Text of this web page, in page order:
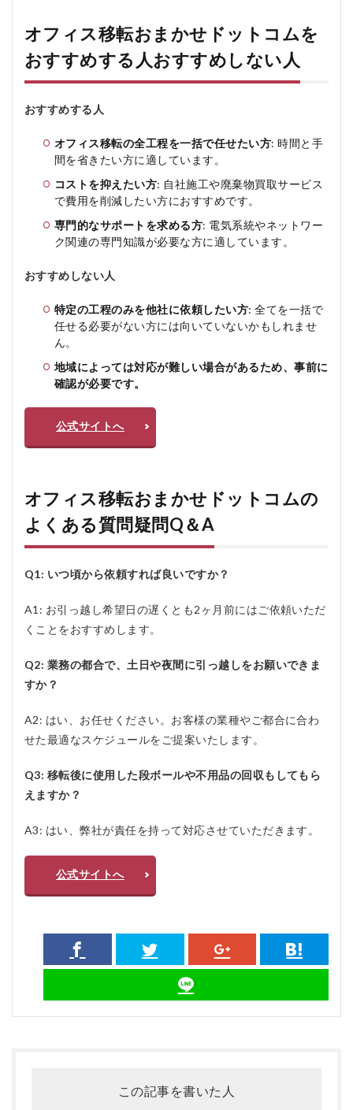
オフィス移転おまかせドットコムを
おすすめする人おすすめしない人
おすすめする人
オフィス移転の全工程を一括で任せたい方: 時間と手
間を省きたい方に適しています。
コストを抑えたい方: 自社施工や廃棄物買取サービス
で費用を削減したい方におすすめです。
専門的なサポートを求める方: 電気系統やネットワー
ク関連の専門知識が必要な方に適しています。
おすすめしない人
特定の工程のみを他社に依頼したい方: 全てを一括で
任せる必要がない方には向いていないかもしれませ
ん。
地域によっては対応が難しい場合があるため、事前に
確認が必要です。
公式サイトへ
オフィス移転おまかせドットコムの
よくある質問疑問Q＆A
Q1: いつ頃から依頼すれば良いですか？
A1: お引っ越し希望日の遅くとも2ヶ月前にはご依頼いただ
くことをおすすめします。
Q2: 業務の都合で、土日や夜間に引っ越しをお願いできま
すか？
A2: はい、お任せください。お客様の業種やご都合に合わ
せた最適なスケジュールをご提案いたします。
Q3: 移転後に使用した段ボールや不用品の回収もしてもら
えますか？
A3: はい、弊社が責任を持って対応させていただきます。
公式サイトへ
この記事を書いた人